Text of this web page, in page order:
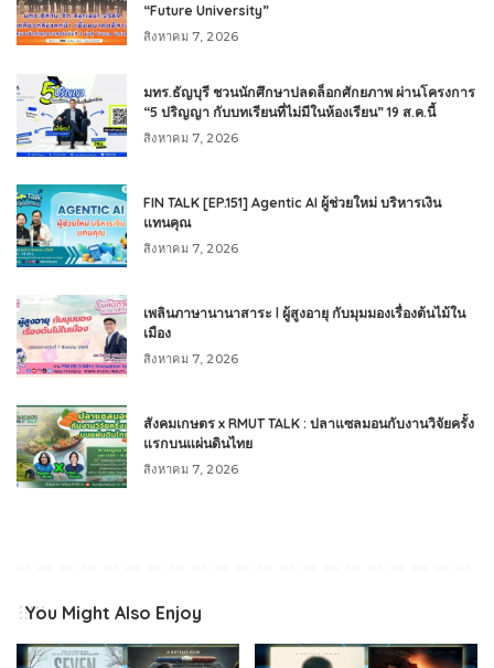
“Future University”
สิงหาคม 7, 2026
มทร.ธัญบุรี ชวนนักศึกษาปลดล็อกศักยภาพ ผ่านโครงการ
“5 ปริญญา กับบทเรียนที่ไม่มีในห้องเรียน” 19 ส.ค.นี้
สิงหาคม 7, 2026
FIN TALK [EP.151] Agentic AI ผู้ช่วยใหม่ บริหารเงิน
แทนคุณ
สิงหาคม 7, 2026
เพลินภาษานานาสาระ l ผู้สูงอายุ กับมุมมองเรื่องต้นไม้ใน
เมือง
สิงหาคม 7, 2026
สังคมเกษตร x RMUT TALK : ปลาแซลมอนกับงานวิจัยครั้ง
แรกบนแผ่นดินไทย
สิงหาคม 7, 2026
You Might Also Enjoy